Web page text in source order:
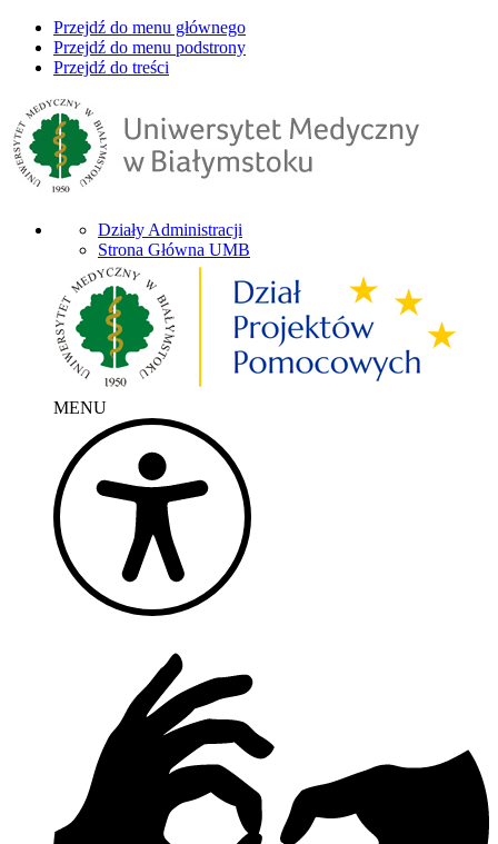
Przejdź do menu głównego
Przejdź do menu podstrony
Przejdź do treści
Działy Administracji
Strona Główna UMB
MENU